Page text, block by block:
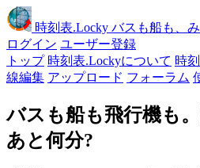
時刻表.Locky バスも船も、
ログイン ユーザー登録
トップ 時刻表.Lockyについて 時
線編集 アップロード フォーラム
バスも船も飛行機も
あと何分?